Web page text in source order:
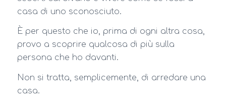
casa di uno sconosciuto.
È per questo che io, prima di ogni altra cosa,
provo a scoprire qualcosa di più sulla
persona che ho davanti.
Non si tratta, semplicemente, di arredare una
casa.